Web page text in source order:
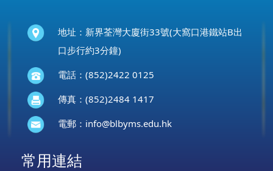
地址：新界荃灣大廈街33號(大窩口港鐵站B出
口步行約3分鐘)
電話：(852)2422 0125
傳真：(852)2484 1417
電郵： info@blbyms.edu.hk
常用連結